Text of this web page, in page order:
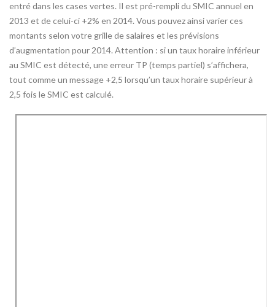
entré dans les cases vertes. Il est pré-rempli du SMIC annuel en
2013 et de celui-ci +2% en 2014. Vous pouvez ainsi varier ces
montants selon votre grille de salaires et les prévisions
d’augmentation pour 2014. Attention : si un taux horaire inférieur
au SMIC est détecté, une erreur TP (temps partiel) s’affichera,
tout comme un message +2,5 lorsqu’un taux horaire supérieur à
2,5 fois le SMIC est calculé.